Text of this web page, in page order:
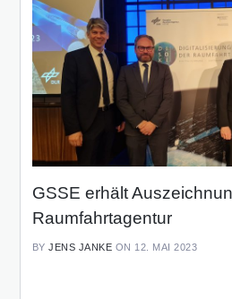
GSSE erhält
Raumfahrtagentur
BY JENS JANKE ON 12. MAI 2023